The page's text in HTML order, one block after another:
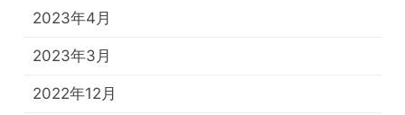
2023年4月
2023年3月
2022年12月